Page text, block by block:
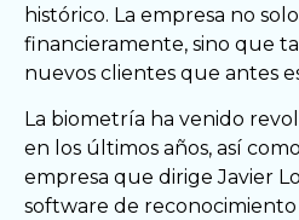
histórico. La empresa no
financieramente, sino que
nuevos clientes que antes
La biometría ha venido
en los últimos años, así
empresa que dirige Javier
software de reconocimiento